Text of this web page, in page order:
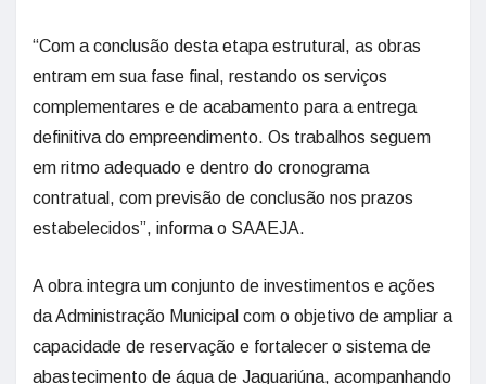
“Com a conclusão desta etapa estrutural, as obras
entram em sua fase final, restando os serviços
complementares e de acabamento para a entrega
definitiva do empreendimento. Os trabalhos seguem
em ritmo adequado e dentro do cronograma
contratual, com previsão de conclusão nos prazos
estabelecidos”, informa o SAAEJA.
A obra integra um conjunto de investimentos e ações
da Administração Municipal com o objetivo de ampliar a
capacidade de reservação e fortalecer o sistema de
abastecimento de água de Jaguariúna, acompanhando